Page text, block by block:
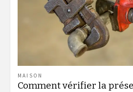
MAISON
Comment vérifier la